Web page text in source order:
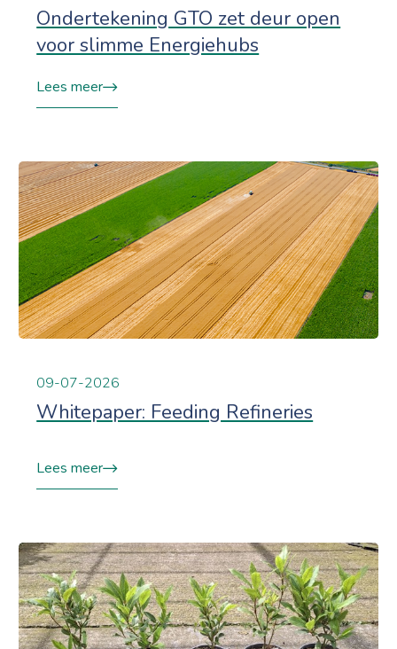
Ondertekening GTO zet deur open
voor slimme Energiehubs
Lees meer
09-07-2026
Whitepaper: Feeding Refineries
Lees meer